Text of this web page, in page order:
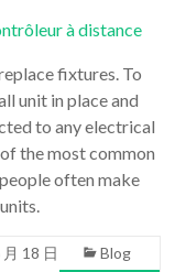
fixtures. To
unit in place and
to any electrical
the most common
often make
18 日
Blog